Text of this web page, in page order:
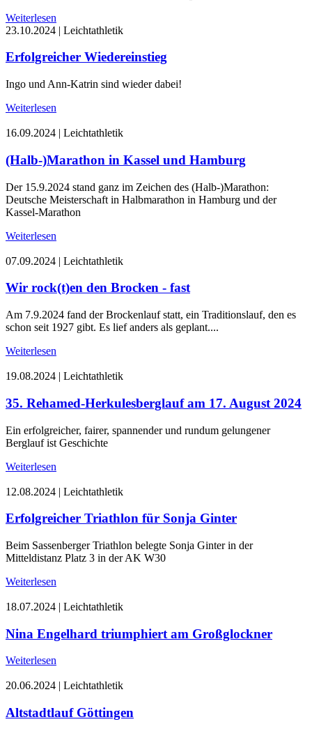
Weiterlesen
23.10.2024 | Leichtathletik
Erfolgreicher Wiedereinstieg
Ingo und Ann-Katrin sind wieder dabei!
Weiterlesen
16.09.2024 | Leichtathletik
(Halb-)Marathon in Kassel und Hamburg
Der 15.9.2024 stand ganz im Zeichen des (Halb-)Marathon:
Deutsche Meisterschaft in Halbmarathon in Hamburg und der
Kassel-Marathon
Weiterlesen
07.09.2024 | Leichtathletik
Wir rock(t)en den Brocken - fast
Am 7.9.2024 fand der Brockenlauf statt, ein Traditionslauf, den es
schon seit 1927 gibt. Es lief anders als geplant....
Weiterlesen
19.08.2024 | Leichtathletik
35. Rehamed-Herkulesberglauf am 17. August 2024
Ein erfolgreicher, fairer, spannender und rundum gelungener
Berglauf ist Geschichte
Weiterlesen
12.08.2024 | Leichtathletik
Erfolgreicher Triathlon für Sonja Ginter
Beim Sassenberger Triathlon belegte Sonja Ginter in der
Mitteldistanz Platz 3 in der AK W30
Weiterlesen
18.07.2024 | Leichtathletik
Nina Engelhard triumphiert am Großglockner
Weiterlesen
20.06.2024 | Leichtathletik
Altstadtlauf Göttingen